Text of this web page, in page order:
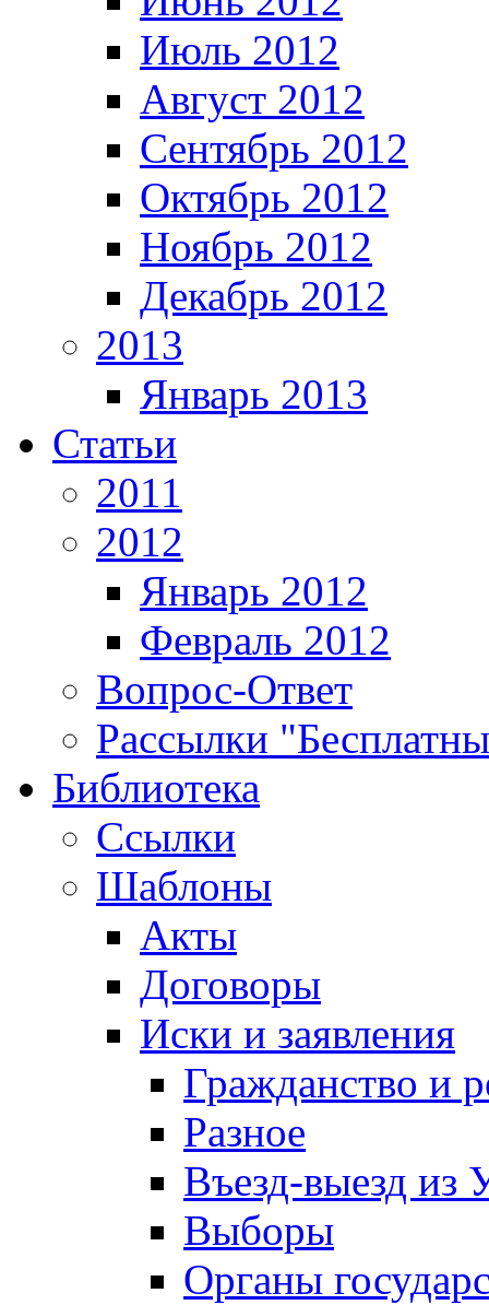
Июль 2012
Август 2012
Сентябрь 2012
Октябрь 2012
Ноябрь 2012
Декабрь 2012
2013
Январь 2013
Статьи
2011
2012
Январь 2012
Февраль 2012
Вопрос-Ответ
Рассылки
Библиотека
Ссылки
Шаблоны
Акты
Договоры
Иски и заявления
Гражданство и
Разное
Въезд-выезд из
Выборы
Органы